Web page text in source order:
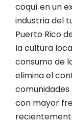
coquí en un
industria del
Puerto Rico
la cultura
consumo de
elimina el
comunidades
con mayor